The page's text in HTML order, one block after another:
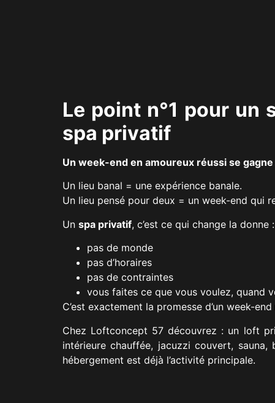
Le point n°1 pour un
spa privatif
Un week-end en amoureux réussi se
Un lieu banal = une expérience banale.
Un lieu pensé pour deux = un week-end qui
Un spa privatif, c’est ce qui change la donne :
pas de monde
pas d’horaires
pas de contraintes
vous faites ce que vous voulez, quand
C’est exactement la promesse d’un week-
Chez Loftconcept 57 découvrez : un loft
intérieure chauffée, jacuzzi couvert, sauna,
hébergement est déjà l’activité principale.